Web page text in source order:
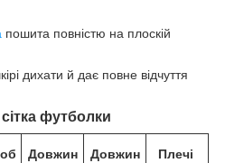
пошита повністю на плоскій
дихати й дає повне відчуття
футболки
Довжин
Довжин
Плечі